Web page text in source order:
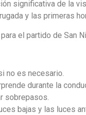
significativa de la
y las primeras
el partido de San
no es necesario.
durante la
sobrepasos.
bajas y las luces